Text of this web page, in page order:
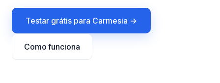
Testar grátis para Carmesia →
Como funciona